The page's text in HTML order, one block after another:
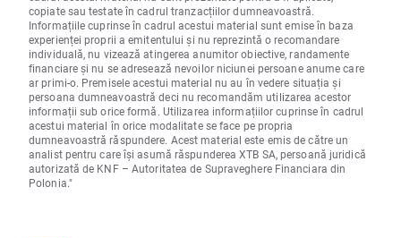
copiate sau testate în cadrul tranzacțiilor dumneavoastră.
Informațiile cuprinse în cadrul acestui material sunt emise în baza
experienței proprii a emitentului și nu reprezintă o recomandare
individuală, nu vizează atingerea anumitor obiective, randamente
financiare și nu se adresează nevoilor niciunei persoane anume care
ar primi-o. Premisele acestui material nu au în vedere situația și
persoana dumneavoastră deci nu recomandăm utilizarea acestor
informații sub orice formă. Utilizarea informațiilor cuprinse în cadrul
acestui material în orice modalitate se face pe propria
dumneavoastră răspundere. Acest material este emis de către un
analist pentru care își asumă răspunderea XTB SA, persoană juridică
autorizată de KNF – Autoritatea de Supraveghere Financiara din
Polonia."